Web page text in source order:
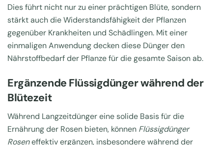
Dies führt nicht nur zu einer prächtigen Blüte, sondern
stärkt auch die Widerstandsfähigkeit der Pflanzen
gegenüber Krankheiten und Schädlingen. Mit einer
einmaligen Anwendung decken diese Dünger den
Nährstoffbedarf der Pflanze für die gesamte Saison ab.
Ergänzende Flüssigdünger während der
Blütezeit
Während Langzeitdünger eine solide Basis für die
Ernährung der Rosen bieten, können Flüssigdünger
Roseneffektiv ergänzen, insbesondere während der